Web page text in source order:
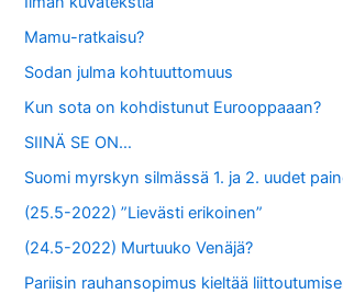
Mamu-ratkaisu?
Sodan julma kohtuuttomuus
Kun sota on kohdistunut Eurooppaaan?
SIINÄ SE ON…
Suomi myrskyn silmässä 1. ja 2. uudet
(25.5-2022) ”Lievästi erikoinen”
(24.5-2022) Murtuuko Venäjä?
Pariisin rauhansopimus kieltää